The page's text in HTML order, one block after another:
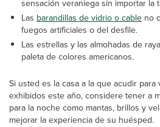
sensación veraniega sin importar la
Las barandillas de vidrio o cable no
fuegos artificiales o del desfile.
Las estrellas y las almohadas de
paleta de colores americanos.
Si usted es la casa a la que acudir
exhibidos este año, considere tener a
para la noche como mantas, brillos y
mejorar la experiencia de su huésped.